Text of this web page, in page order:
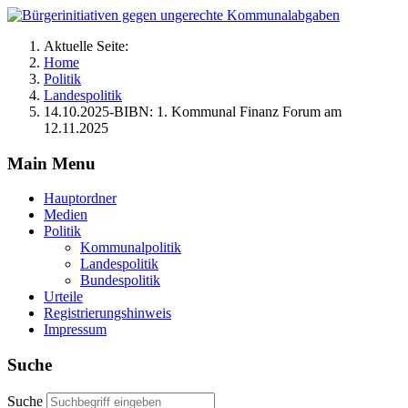
Aktuelle Seite:
Home
Politik
Landespolitik
14.10.2025-BIBN: 1. Kommunal Finanz Forum am
12.11.2025
Main Menu
Hauptordner
Medien
Politik
Kommunalpolitik
Landespolitik
Bundespolitik
Urteile
Registrierungshinweis
Impressum
Suche
Suche